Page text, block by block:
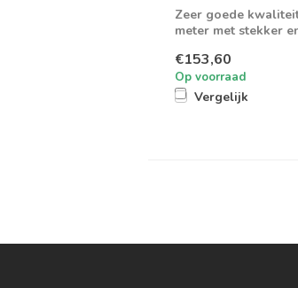
Zeer goede
meter met stekker
€153,60
Op voorraad
Vergelijk